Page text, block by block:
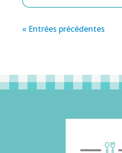
« Entrées précédentes